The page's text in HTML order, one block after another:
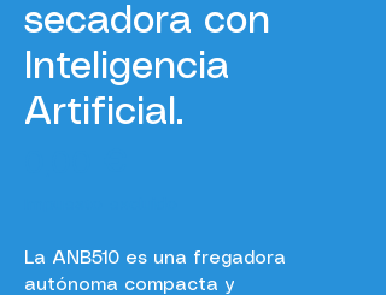
secadora con
Inteligencia
Artificial.
La ANB510 es una fregadora
autónoma compacta y